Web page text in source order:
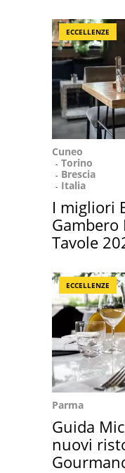
ECCELLENZE
Cuneo
Torino
Brescia
Italia
I migliori
Gambero
Tavole
ECCELLENZE
Parma
Guida
nuovi